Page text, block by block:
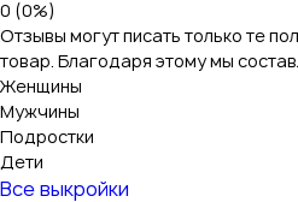
0 (0%)
Отзывы могут писать только те
товар. Благодаря этому мы
Женщины
Мужчины
Подростки
Дети
Все выкройки